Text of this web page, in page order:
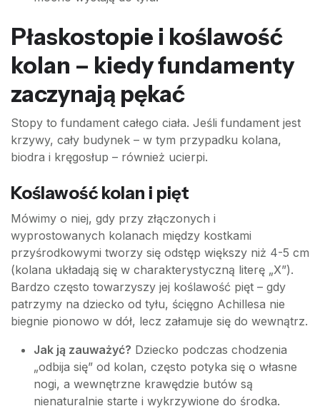
Płaskostopie i koślawość
kolan – kiedy fundamenty
zaczynają pękać
Stopy to fundament całego ciała. Jeśli fundament jest
krzywy, cały budynek – w tym przypadku kolana,
biodra i kręgosłup – również ucierpi.
Koślawość kolan i pięt
Mówimy o niej, gdy przy złączonych i
wyprostowanych kolanach między kostkami
przyśrodkowymi tworzy się odstęp większy niż 4-5 cm
(kolana układają się w charakterystyczną literę „X”).
Bardzo często towarzyszy jej koślawość pięt – gdy
patrzymy na dziecko od tyłu, ścięgno Achillesa nie
biegnie pionowo w dół, lecz załamuje się do wewnątrz.
Jak ją zauważyć? Dziecko podczas chodzenia
„odbija się” od kolan, często potyka się o własne
nogi, a wewnętrzne krawędzie butów są
nienaturalnie starte i wykrzywione do środka.